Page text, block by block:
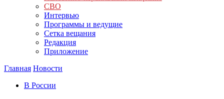
СВО
Интервью
Программы и ведущие
Сетка вещания
Редакция
Приложение
Главная Новости
В России